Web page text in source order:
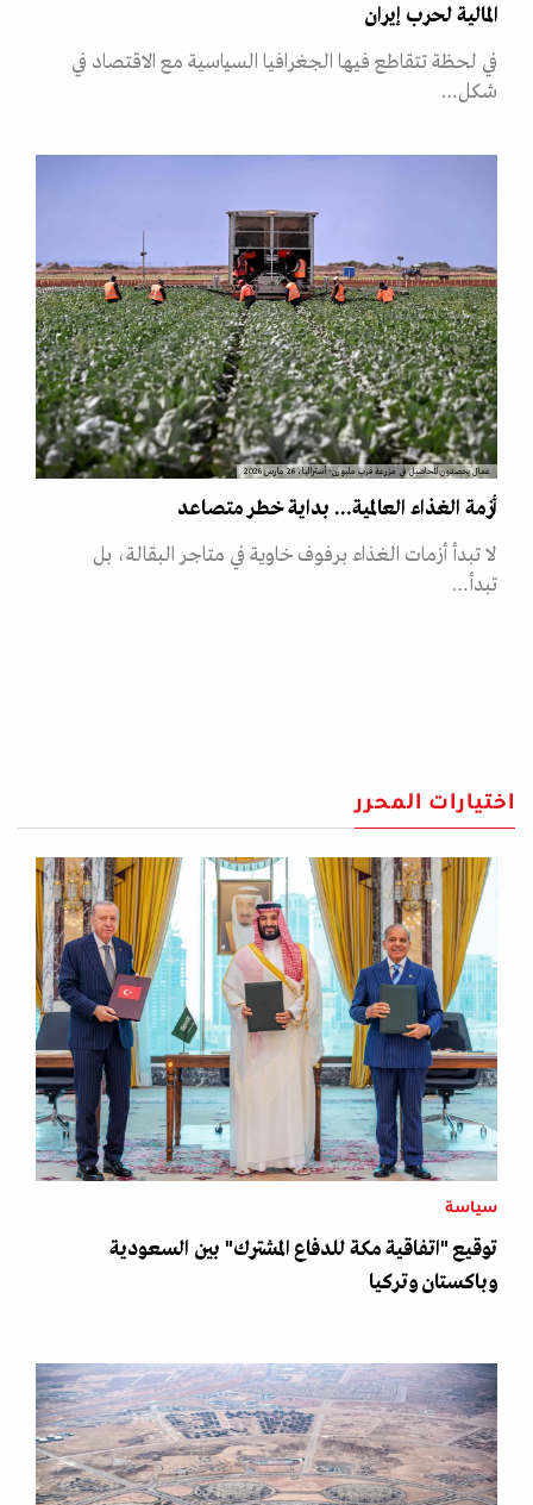
المالية لحرب إيران
في لحظة تتقاطع فيها الجغرافيا السياسية مع الاقتصاد في
شكل…
عمال يحصدون المحاصيل في مزرعة قرب ملبورن- أستراليا، 26 مارس 2026
أزمة الغذاء العالمية... بداية خطر متصاعد
لا تبدأ أزمات الغذاء برفوف خاوية في متاجر البقالة، بل
تبدأ…
اختيارات المحرر
سياسة
توقيع "اتفاقية مكة للدفاع المشترك" بين السعودية
وباكستان وتركيا